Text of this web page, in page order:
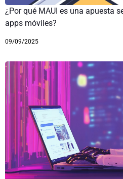
¿Por qué MAUI es una apuesta
apps móviles?
09/09/2025